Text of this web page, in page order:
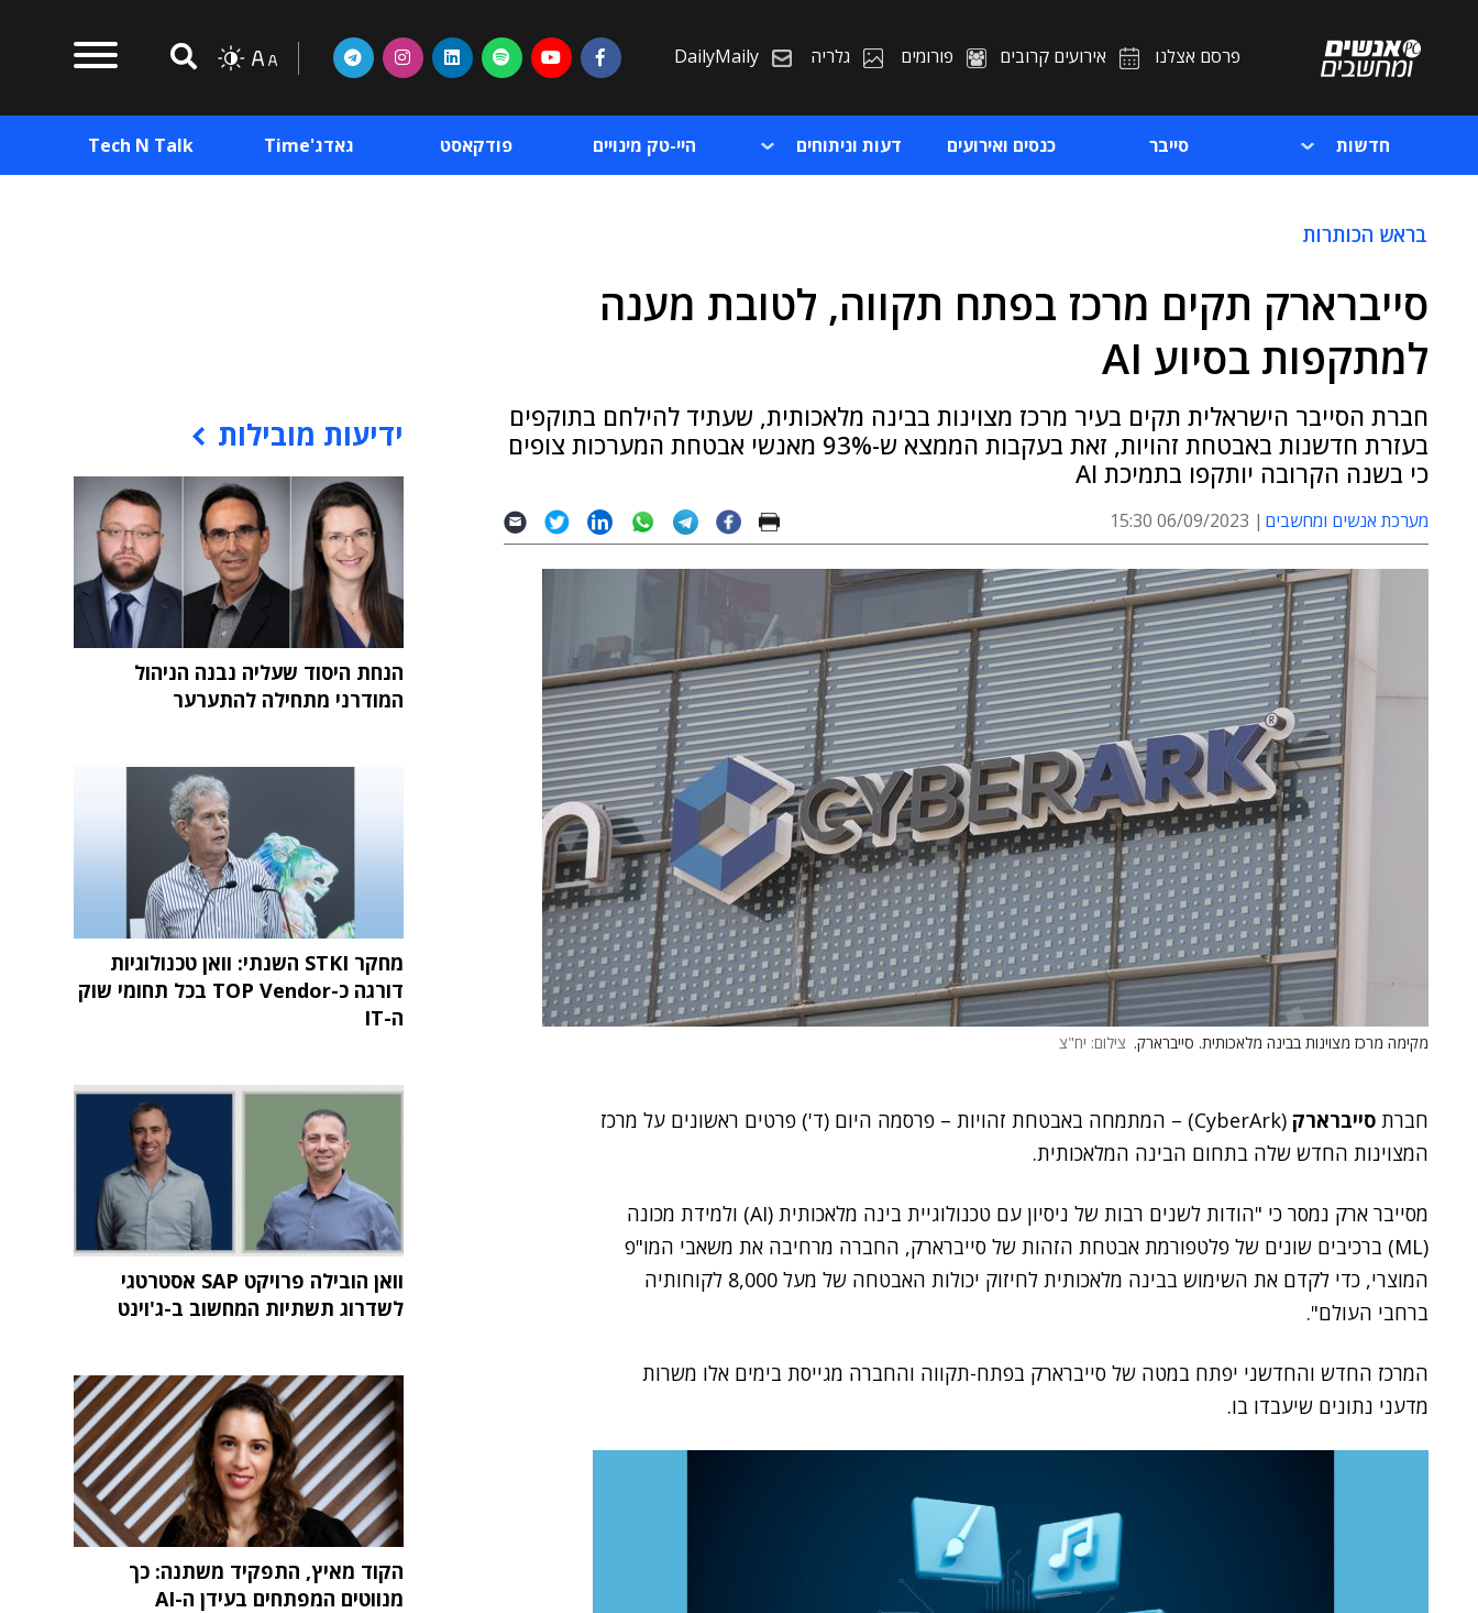
פרסם אצלנו אירועים קרובים פורומים גלריה DailyMaily
חדשות סייבר כנסים ואירועים דעות וניתוחים היי-טק מינויים פודקאסט גאדג'Time Tech N Talk
בראש הכותרות
סייברארק תקים מרכז בפתח תקווה, לטובת מענה
למתקפות בסיוע AI
חברת הסייבר הישראלית תקים בעיר מרכז מצוינות בבינה מלאכותית, שעתיד להילחם בתוקפים
בעזרת חדשנות באבטחת זהויות, זאת בעקבות הממצא ש-93% מאנשי אבטחת המערכות צופים
כי בשנה הקרובה יותקפו בתמיכת AI
מערכת אנשים ומחשבים 06/09/2023 15:30
מקימה מרכז מצוינות בבינה מלאכותית. סייברארק. צילום: יח"צ
חברת סייברארק
(CyberArk) – המתמחה באבטחת זהויות – פרסמה היום (ד') פרטים ראשונים על מרכז
המצוינות החדש שלה בתחום הבינה המלאכותית.
מסייבר ארק נמסר כי "הודות לשנים רבות של ניסיון עם טכנולוגיית בינה מלאכותית (AI) ולמידת מכונה
(ML) ברכיבים שונים של פלטפורמת אבטחת הזהות של סייברארק, החברה מרחיבה את משאבי המו"פ
המוצרי, כדי לקדם את השימוש בבינה מלאכותית לחיזוק יכולות האבטחה של מעל 8,000 לקוחותיה
ברחבי העולם".
המרכז החדש והחדשני יפתח במטה של סייברארק בפתח-תקווה והחברה מגייסת בימים אלו משרות
מדעני נתונים שיעבדו בו.
ידיעות מובילות
הנחת היסוד שעליה נבנה הניהול
המודרני מתחילה להתערער
מחקר STKI השנתי: וואן טכנולוגיות
דורגה כ-TOP Vendor בכל תחומי שוק
ה-IT
וואן הובילה פרויקט SAP אסטרטגי
לשדרוג תשתיות המחשוב ב-ג'וינט
הקוד מאיץ, התפקיד משתנה: כך
מנווטים המפתחים בעידן ה-AI